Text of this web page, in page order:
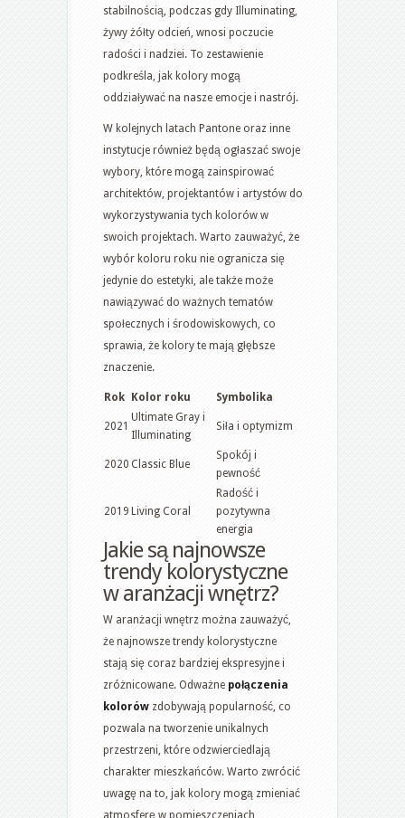
stabilnością, podczas gdy Illuminating,
żywy żółty odcień, wnosi poczucie
radości i nadziei. To zestawienie
podkreśla, jak kolory mogą
oddziaływać na nasze emocje i nastrój.
W kolejnych latach Pantone oraz inne
instytucje również będą ogłaszać swoje
wybory, które mogą zainspirować
architektów, projektantów i artystów do
wykorzystywania tych kolorów w
swoich projektach. Warto zauważyć, że
wybór koloru roku nie ogranicza się
jedynie do estetyki, ale także może
nawiązywać do ważnych tematów
społecznych i środowiskowych, co
sprawia, że kolory te mają głębsze
znaczenie.
Rok Kolor roku Symbolika
2021
Ultimate Gray i
Illuminating
Siła i optymizm
2020 Classic Blue
Spokój i
pewność
2019 Living Coral
Radość i
pozytywna
energia
Jakie są najnowsze
trendy kolorystyczne
w aranżacji wnętrz?
W aranżacji wnętrz można zauważyć,
że najnowsze trendy kolorystyczne
stają się coraz bardziej ekspresyjne i
zróżnicowane. Odważne połączenia
kolorów zdobywają popularność, co
pozwala na tworzenie unikalnych
przestrzeni, które odzwierciedlają
charakter mieszkańców. Warto zwrócić
uwagę na to, jak kolory mogą zmieniać
atmosferę w pomieszczeniach,